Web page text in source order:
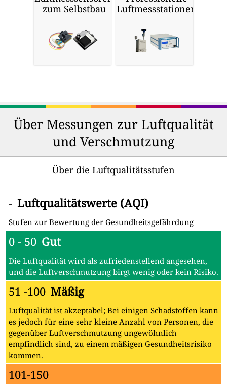
zum Selbstbau
Luftmessstationen
Über Messungen zur Luftqualität
und Verschmutzung
Über die Luftqualitätsstufen
- Luftqualitätswerte (AQI)
Stufen zur Bewertung der Gesundheitsgefährdung
0 - 50 Gut
Die Luftqualität wird als zufriedenstellend angesehen,
und die Luftverschmutzung birgt wenig oder kein Risiko.
51 -100 Mäßig
Luftqualität ist akzeptabel; Bei einigen Schadstoffen kann
es jedoch für eine sehr kleine Anzahl von Personen, die
gegenüber Luftverschmutzung ungewöhnlich
empfindlich sind, zu einem mäßigen Gesundheitsrisiko
kommen.
101-150